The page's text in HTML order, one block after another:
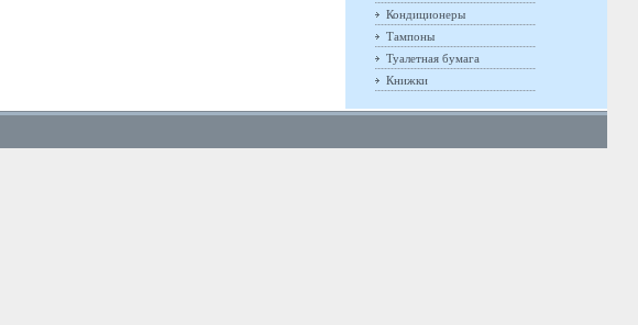
Кондиционеры
Тампоны
Туалетная бумага
Книжки